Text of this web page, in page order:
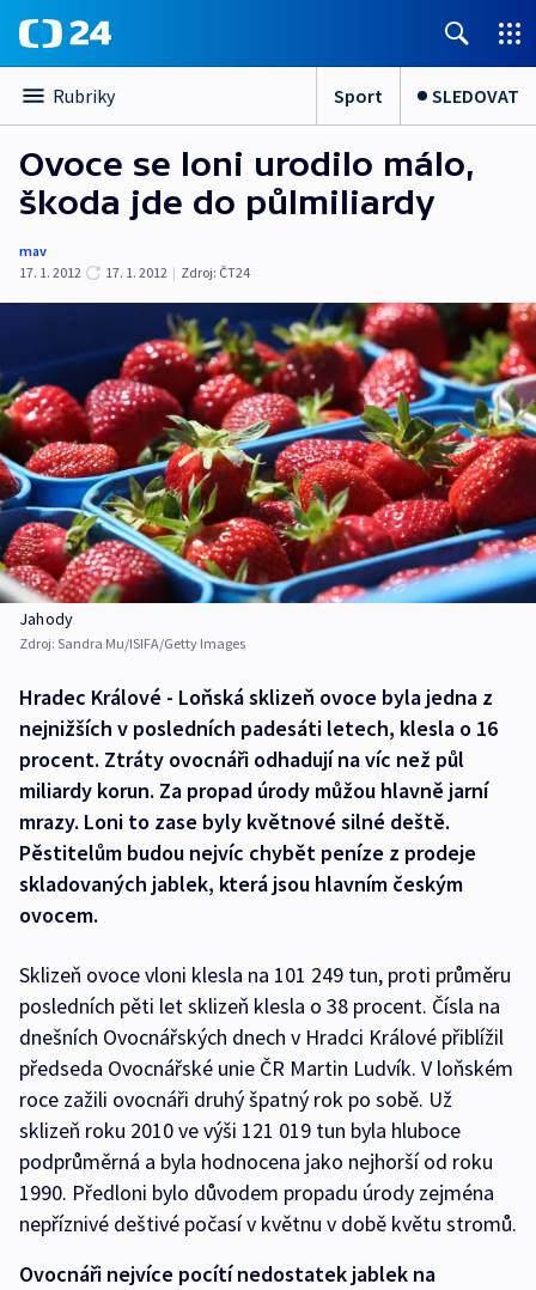
Rubriky Sport SLEDOVAT
Ovoce se loni urodilo málo,
škoda jde do půlmiliardy
mav
17. 1. 2012
17. 1. 2012 | Zdroj: ČT24
Jahody
Zdroj: Sandra Mu/ISIFA/Getty Images
Hradec Králové - Loňská sklizeň ovoce byla jedna z
nejnižších v posledních padesáti letech, klesla o 16
procent. Ztráty ovocnáři odhadují na víc než půl
miliardy korun. Za propad úrody můžou hlavně jarní
mrazy. Loni to zase byly květnové silné deště.
Pěstitelům budou nejvíc chybět peníze z prodeje
skladovaných jablek, která jsou hlavním českým
ovocem.
Sklizeň ovoce vloni klesla na 101 249 tun, proti průměru
posledních pěti let sklizeň klesla o 38 procent. Čísla na
dnešních Ovocnářských dnech v Hradci Králové přiblížil
předseda Ovocnářské unie ČR Martin Ludvík. V loňském
roce zažili ovocnáři druhý špatný rok po sobě. Už
sklizeň roku 2010 ve výši 121 019 tun byla hluboce
podprůměrná a byla hodnocena jako nejhorší od roku
1990. Předloni bylo důvodem propadu úrody zejména
nepříznivé deštivé počasí v květnu v době květu stromů.
Ovocnáři nejvíce pocítí nedostatek jablek na